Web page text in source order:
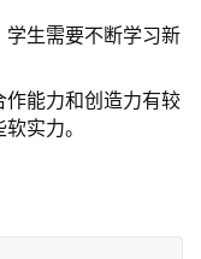
生需要不断学习新
能力和创造力有较
实力。